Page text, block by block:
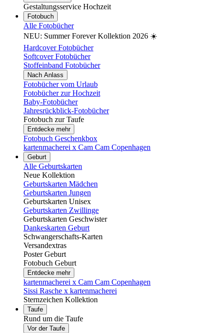
Gestaltungsservice Hochzeit
Fotobuch
Alle Fotobücher
NEU: Summer Forever Kollektion 2026 ☀️
Hardcover Fotobücher
Softcover Fotobücher
Stoffeinband Fotobücher
Nach Anlass
Fotobücher vom Urlaub
Fotobücher zur Hochzeit
Baby-Fotobücher
Jahresrückblick-Fotobücher
Fotobuch zur Taufe
Entdecke mehr
Fotobuch Geschenkbox
kartenmacherei x Cam Cam Copenhagen
Geburt
Alle Geburtskarten
Neue Kollektion
Geburtskarten Mädchen
Geburtskarten Jungen
Geburtskarten Unisex
Geburtskarten Zwillinge
Geburtskarten Geschwister
Dankeskarten Geburt
Schwangerschafts-Karten
Versandextras
Poster Geburt
Fotobuch Geburt
Entdecke mehr
kartenmacherei x Cam Cam Copenhagen
Sissi Rasche x kartenmacherei
Sternzeichen Kollektion
Taufe
Rund um die Taufe
Vor der Taufe